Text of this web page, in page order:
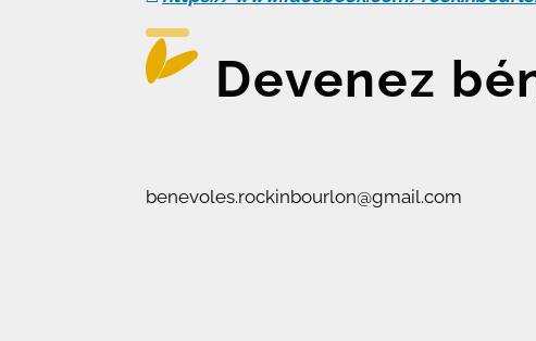
Devenez
benevoles.rockinbourlon@gmail.com